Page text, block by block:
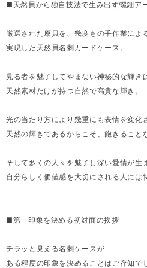
■天然貝から独自技法で生み出す螺鈿ア
厳選された原貝を、幾度もの手作業によ
実現した天然貝名刺カードケース。
見る者を魅了してやまない神秘的な輝き
天然素材だけが持つ自然で高貴な輝き。
光の当たり方により幾重にも表情を変化
天然の輝きであるからこそ、飽きること
そして多くの人々を魅了し深い愛情が生
自分らしく価値感を大切にされる人には
■第一印象を決める初対面の挨拶
チラッと見える名刺ケースが
ある程度の印象を決めることはご存知で